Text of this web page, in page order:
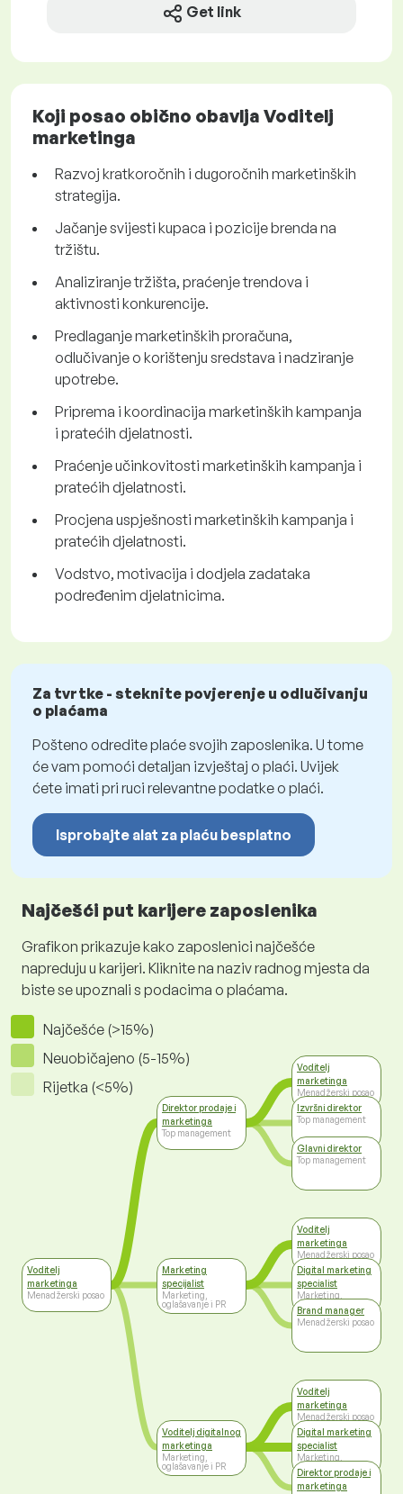
Get link
Koji posao obično obavlja Voditelj
marketinga
Razvoj kratkoročnih i dugoročnih marketinških
strategija.
Jačanje svijesti kupaca i pozicije brenda na
tržištu.
Analiziranje tržišta, praćenje trendova i
aktivnosti konkurencije.
Predlaganje marketinških proračuna,
odlučivanje o korištenju sredstava i nadziranje
upotrebe.
Priprema i koordinacija marketinških kampanja
i pratećih djelatnosti.
Praćenje učinkovitosti marketinških kampanja i
pratećih djelatnosti.
Procjena uspješnosti marketinških kampanja i
pratećih djelatnosti.
Vodstvo, motivacija i dodjela zadataka
podređenim djelatnicima.
Za tvrtke - steknite povjerenje u odlučivanju
o plaćama
Pošteno odredite plaće svojih zaposlenika. U tome
će vam pomoći detaljan izvještaj o plaći. Uvijek
ćete imati pri ruci relevantne podatke o plaći.
Isprobajte alat za plaću besplatno
Najčešći put karijere zaposlenika
Grafikon prikazuje kako zaposlenici najčešće
napreduju u karijeri. Kliknite na naziv radnog mjesta da
biste se upoznali s podacima o plaćama.
Najčešće (>15%)
Neuobičajeno (5-15%)
Rijetka (<5%)
Voditelj
marketinga
Menadžerski posao
Direktor prodaje i
marketinga
Top management
Marketing
specijalist
Marketing,
oglašavanje i PR
Voditelj digitalnog
marketinga
Marketing,
oglašavanje i PR
Voditelj
marketinga
Menadžerski posao
Izvršni direktor
Top management
Glavni direktor
Top management
Voditelj
marketinga
Menadžerski posao
Digital marketing
specialist
Marketing,
oglašavanje i PR
Brand manager
Menadžerski posao
Voditelj
marketinga
Menadžerski posao
Digital marketing
specialist
Marketing,
oglašavanje i PR
Direktor prodaje i
marketinga